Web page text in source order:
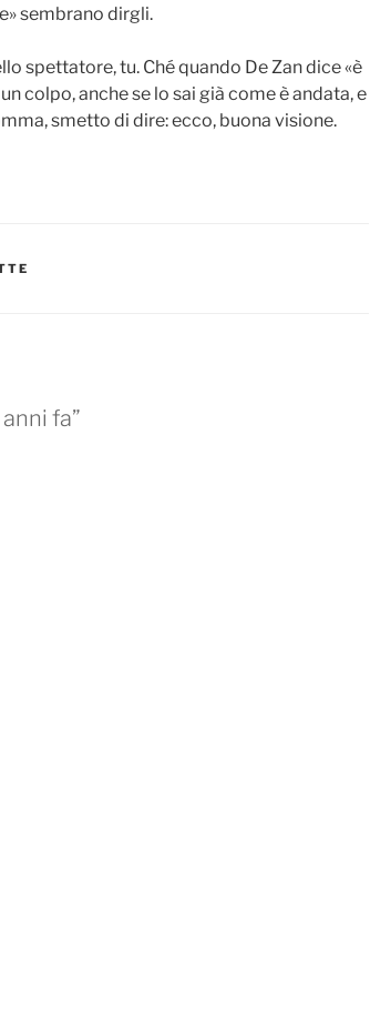
sembrano dirgli.
spettatore, tu. Ché quando De Zan dice «è
colpo, anche se lo sai già come è andata, e
smetto di dire: ecco, buona visione.
fa”